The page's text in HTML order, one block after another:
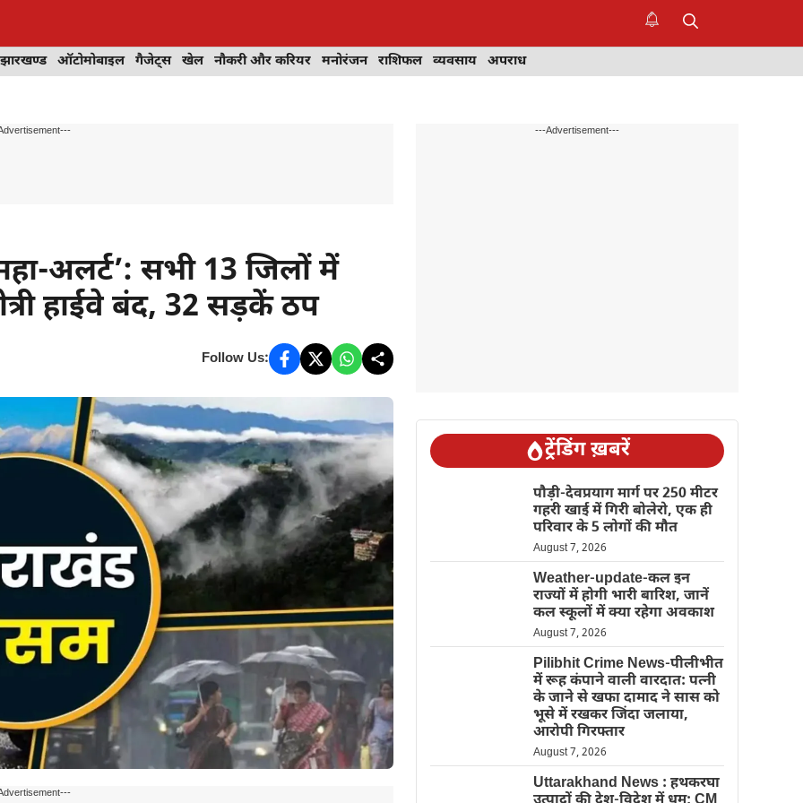
झारखण्ड ऑटोमोबाइल गैजेट्स खेल नौकरी और करियर मनोरंजन राशिफल व्यवसाय अपराध
अलर्ट’: सभी 13 जिलों में
हाईवे बंद, 32 सड़कें ठप
Follow Us:
---Advertisement---
ट्रेंडिंग ख़बरें
पौड़ी-देवप्रयाग मार्ग पर 250 मीटर
गहरी खाई में गिरी बोलेरो, एक ही
परिवार के 5 लोगों की मौत
August 7, 2026
Weather-update-कल इन
राज्यों में होगी भारी बारिश, जानें
कल स्कूलों में क्या रहेगा अवकाश
August 7, 2026
Pilibhit Crime News-पीलीभीत
में रूह कंपाने वाली वारदात: पत्नी
के जाने से खफा दामाद ने सास को
भूसे में रखकर जिंदा जलाया,
आरोपी गिरफ्तार
August 7, 2026
Uttarakhand News : हथकरघा